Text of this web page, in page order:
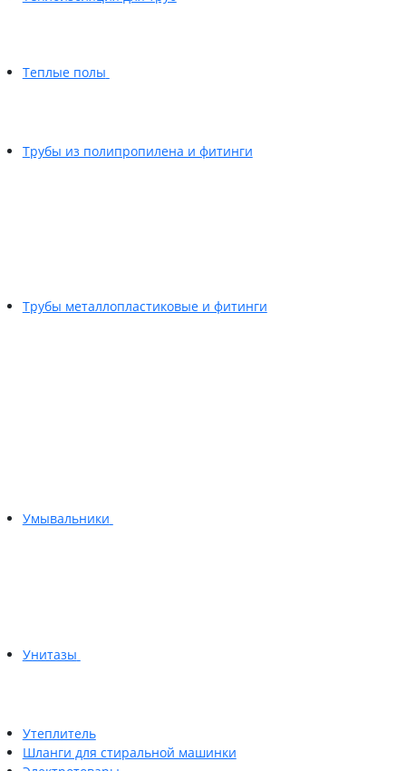
Теплые полы
Трубы из полипропилена и фитинги
Трубы металлопластиковые и фитинги
Умывальники
Унитазы
Утеплитель
Шланги для стиральной машинки